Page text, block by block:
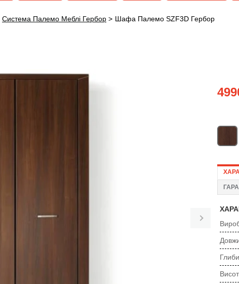
Система Палемо Меблі Гербор > Шафа Палемо SZF3D Гербор